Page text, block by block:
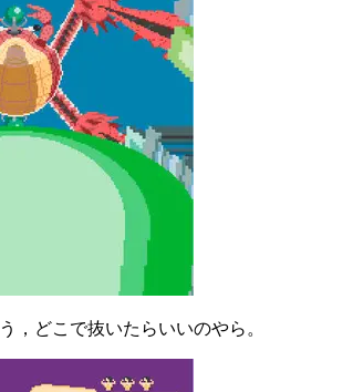
，どこで抜いたらいいのやら。